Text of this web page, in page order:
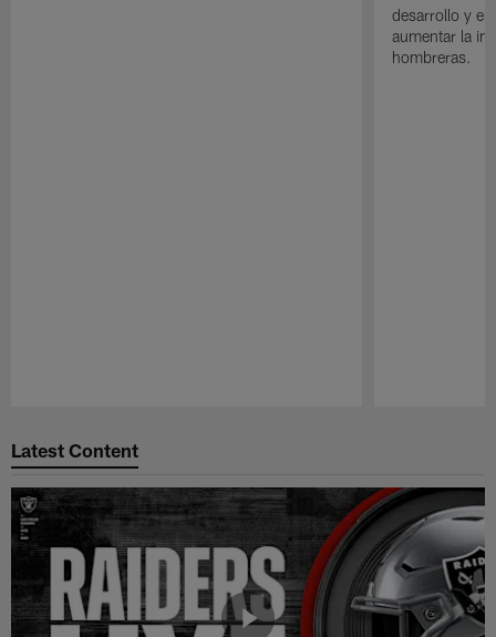
desarrollo y el
aumentar la
hombreras.
Latest Content